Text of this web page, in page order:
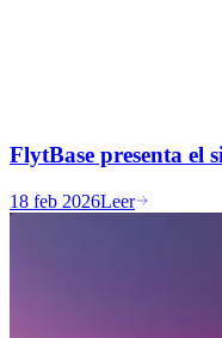
FlytBase presenta el
18 feb 2026Leer